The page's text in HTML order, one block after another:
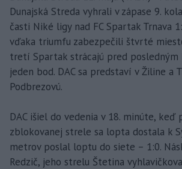
Dunajská Streda vyhrali v zápase 9.
časti Niké ligy nad FC Spartak Trnava
vďaka triumfu zabezpečili štvrté
tretí Spartak strácajú pred posledným
jeden bod. DAC sa predstaví v Žiline a
Podbrezovú.
DAC išiel do vedenia v 18. minúte, keď
zblokovanej strele sa lopta dostala k
metrov poslal loptu do siete – 1:0.
Redzič, jeho strelu Štetina